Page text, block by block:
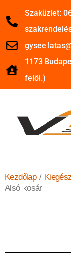
Szaküzlet:
1173
felől.)
Kezdőlap/
Alsó kosár